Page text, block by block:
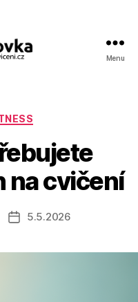
Menu
na cvičení
Datum
5.5.2026